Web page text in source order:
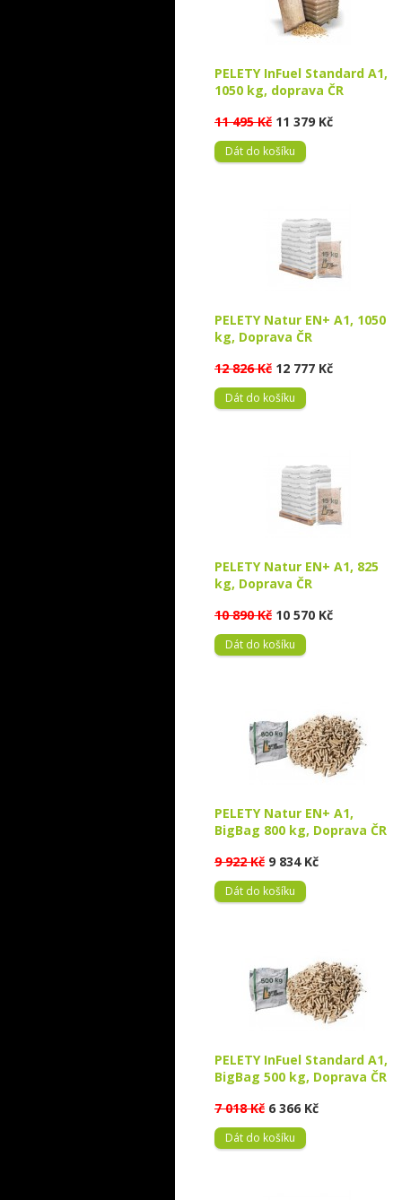
PELETY InFuel Standard A1,
1050 kg, doprava ČR
11 495 Kč 11 379 Kč
Dát do košíku
PELETY Natur EN+ A1, 1050
kg, Doprava ČR
12 826 Kč 12 777 Kč
Dát do košíku
PELETY Natur EN+ A1, 825
kg, Doprava ČR
10 890 Kč 10 570 Kč
Dát do košíku
PELETY Natur EN+ A1,
BigBag 800 kg, Doprava ČR
9 922 Kč 9 834 Kč
Dát do košíku
PELETY InFuel Standard A1,
BigBag 500 kg, Doprava ČR
7 018 Kč 6 366 Kč
Dát do košíku